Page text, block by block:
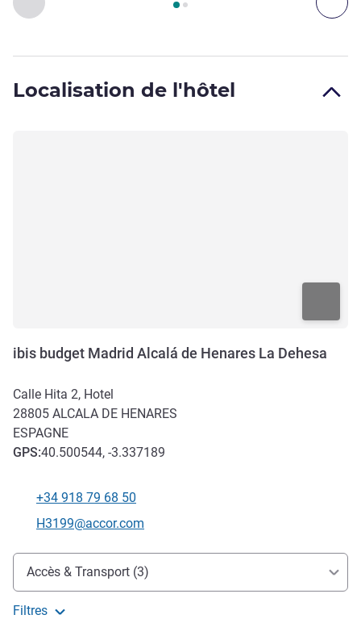
Localisation de l'hôtel
ibis budget Madrid Alcalá de Henares La Dehesa
Calle Hita 2, Hotel
28805 ALCALA DE HENARES
ESPAGNE
GPS:40.500544, -3.337189
Téléphone
+34 918 79 68 50
Email de contact
H3199@accor.com
Accès et transports
Accès & Transport (3)
Filtres